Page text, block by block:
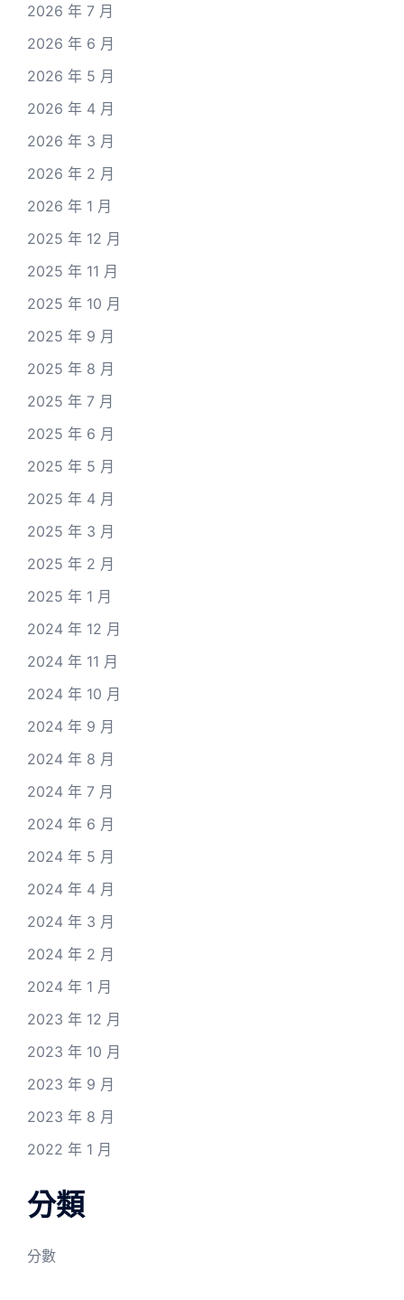
2026 年 7 月
2026 年 6 月
2026 年 5 月
2026 年 4 月
2026 年 3 月
2026 年 2 月
2026 年 1 月
2025 年 12 月
2025 年 11 月
2025 年 10 月
2025 年 9 月
2025 年 8 月
2025 年 7 月
2025 年 6 月
2025 年 5 月
2025 年 4 月
2025 年 3 月
2025 年 2 月
2025 年 1 月
2024 年 12 月
2024 年 11 月
2024 年 10 月
2024 年 9 月
2024 年 8 月
2024 年 7 月
2024 年 6 月
2024 年 5 月
2024 年 4 月
2024 年 3 月
2024 年 2 月
2024 年 1 月
2023 年 12 月
2023 年 10 月
2023 年 9 月
2023 年 8 月
2022 年 1 月
分類
分數